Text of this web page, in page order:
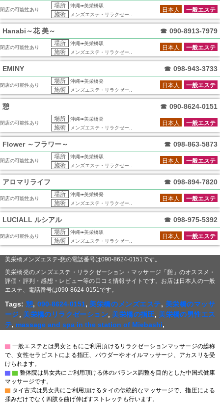
閉店の可能性あり
場所 沖縄➠美栄橋駅
施術 メンズエステ・リラクゼー..
一般エステ
日本人
Hanabi～花 美～ ☎ 090-8913-7979
閉店の可能性あり
場所 沖縄➠美栄橋駅
施術 メンズエステ・リラクゼー..
一般エステ
日本人
EMINY ☎ 098-943-3733
閉店の可能性あり
場所 沖縄➠美栄橋発
施術 メンズエステ・リラクゼー..
一般エステ
日本人
憩 ☎ 090-8624-0151
閉店の可能性あり
場所 沖縄➠美栄橋発
施術 メンズエステ・リラクゼー..
一般エステ
日本人
Flower ～フラワー～ ☎ 098-863-5873
閉店の可能性あり
場所 沖縄➠美栄橋駅
施術 メンズエステ・リラクゼー..
一般エステ
日本人
アロマリライフ ☎ 098-894-7820
閉店の可能性あり
場所 沖縄➠美栄橋発
施術 メンズエステ・リラクゼー..
一般エステ
日本人
LUCIALL ルシアル ☎ 098-975-5392
閉店の可能性あり
場所 沖縄➠美栄橋駅
施術 メンズエステ・リラクゼー..
一般エステ
日本人
美栄橋メンズエステ-憩の電話番号は090-8624-0151です。
美栄橋発のメンズエステ・リラクゼーション・マッサージ「憩」のオススメ・
評価・評判・感想・レビュー等の口コミ情報サイトです。お店は日本人の一般
エステ、電話番号は090-8624-0151です。
Tags: 憩, 090-8624-0151,美栄橋のメンズエステ, 美栄橋のマッサ
ージ,美栄橋のリラクゼーション,美栄橋の指圧,美栄橋の男性エス
テ, massage and spa in the station of Miebashi,
▇ 一般エステとは男女ともにご利用頂けるリラクゼーションマッサージの総称
で、女性セラピストによる指圧、パウダーやオイルマッサージ、アカスリを受
けられます。
▇ ▇ 整体院は男女共にご利用頂ける体のバランス調整を目的とした中国式健康
マッサージです。
▇ タイ古式は男女共にご利用頂けるタイの伝統的なマッサージで、指圧による
揉みだけでなく四肢を曲げ伸ばすストレッチも行います。